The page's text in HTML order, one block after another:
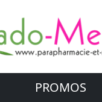
PROMOS